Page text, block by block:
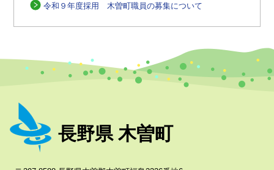
令和９年度採用 木曽町職員の募集について
長野県 木曽町